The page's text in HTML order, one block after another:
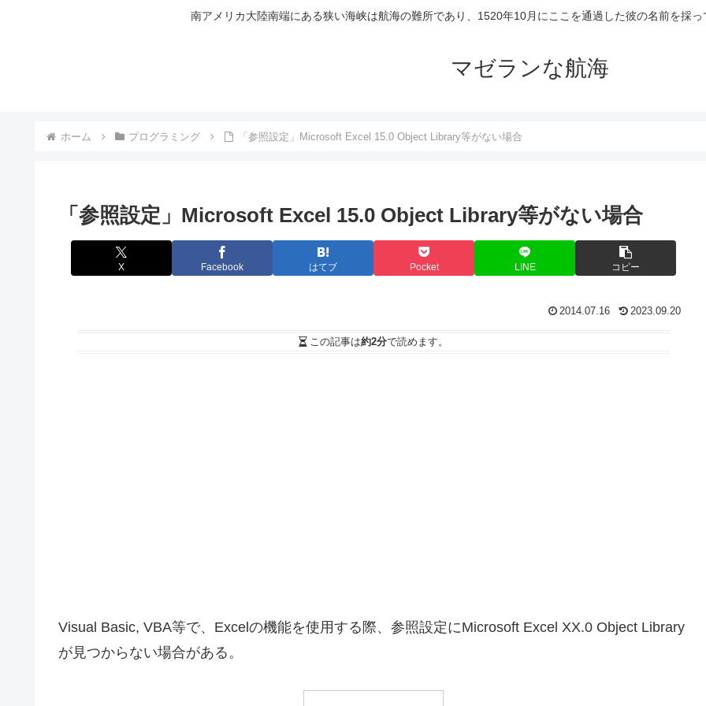
南アメリカ大陸南端にある狭い海峡は航海の難所であり、1520年10月にここを通過した彼の名前を採
マゼランな航海
ホーム プログラミング 「参照設定」Microsoft Excel 15.0 Object Library等がない場合
「参照設定」Microsoft Excel 15.0 Object Library等がない場合
X Facebook はてブ Pocket LINE コピー
2014.07.16 2023.09.20
この記事は約2分で読めます。
Visual Basic, VBA等で、Excelの機能を使用する際、参照設定にMicrosoft Excel XX.0 Object Library
が見つからない場合がある。